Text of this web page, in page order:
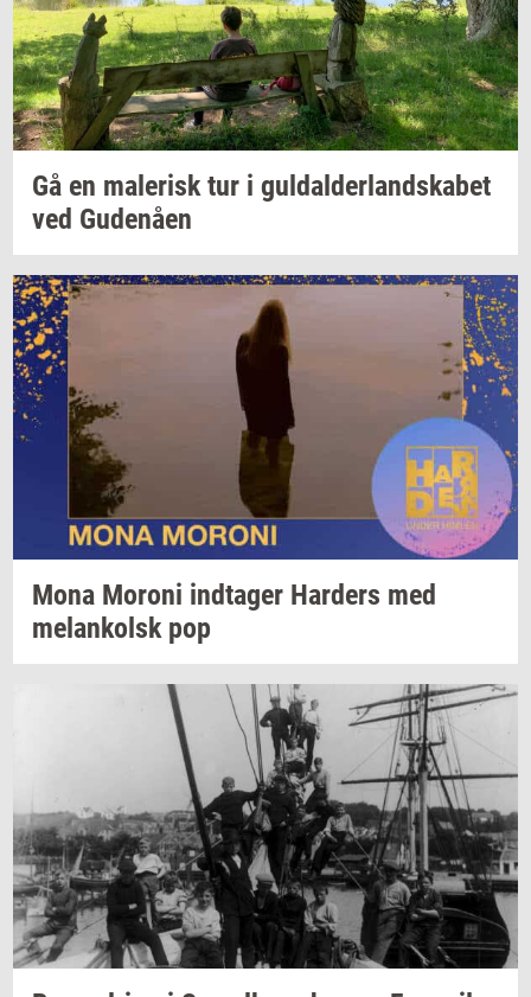
Gå en ma­le­risktur i gul­dal­der­land­ska­bet
ved Gu­denå­en
Mona Mor­o­ni ind­ta­ger Har­ders med
melan­kolskpop